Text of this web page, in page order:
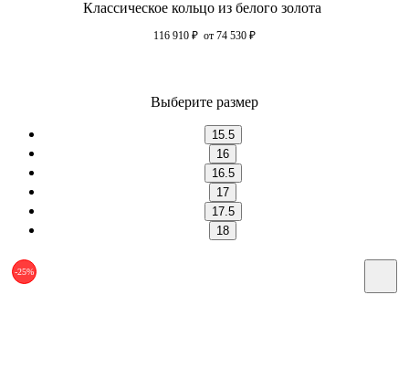
Классическое кольцо из белого золота
116 910 ₽ от 74 530 ₽
Выберите размер
15.5
16
16.5
17
17.5
18
-25%